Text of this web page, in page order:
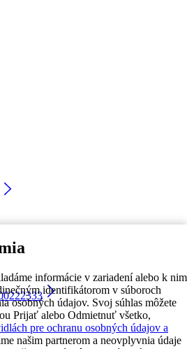
informácie v zariadení alebo k nim
identifikátorom v súboroch
osobných údajov. Svoj súhlas môžete
Prijať alebo Odmietnuť všetko,
pre ochranu osobných údajov a
našim partnerom a neovplyvnia údaje